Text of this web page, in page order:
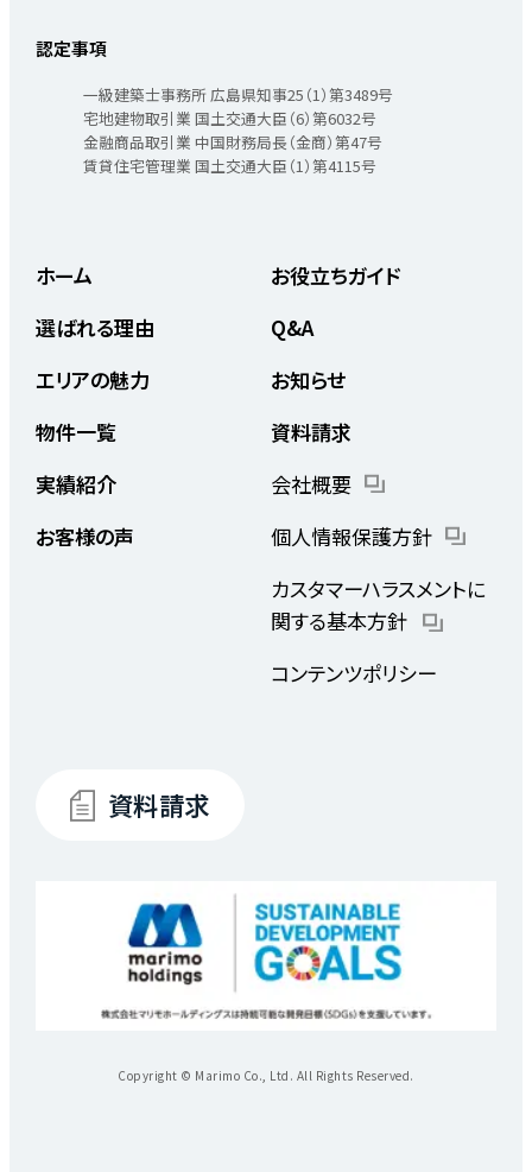
認定事項
一級建築士事務所 広島県知事25（1）第3489号
宅地建物取引業 国土交通大臣（6）第6032号
金融商品取引業 中国財務局長（金商）第47号
賃貸住宅管理業 国土交通大臣（1）第4115号
ホーム
選ばれる理由
エリアの魅力
物件一覧
実績紹介
お客様の声
お役立ちガイド
Q&A
お知らせ
資料請求
会社概要
個人情報保護方針
カスタマーハラスメントに
関する基本方針
コンテンツポリシー
資料請求
Copyright © Marimo Co., Ltd. All Rights Reserved.